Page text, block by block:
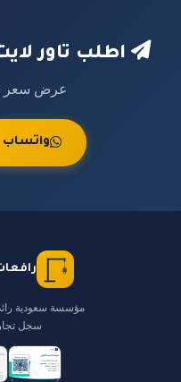
اطلب تاور
عرض سعر
واتساب
مؤسسة سعودية
سجل تجاري: